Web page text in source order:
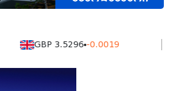
GBP 3.5296 -0.0019